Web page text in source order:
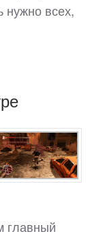
нужно всех,
главный